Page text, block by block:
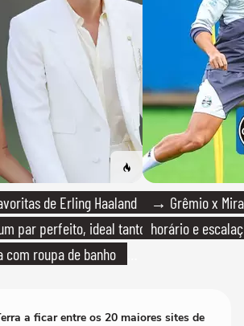
de Erling Haaland
par perfeito, ideal tanto
com roupa de banho
→ Grêmio x
horário e
a ficar entre os 20 maiores sites de